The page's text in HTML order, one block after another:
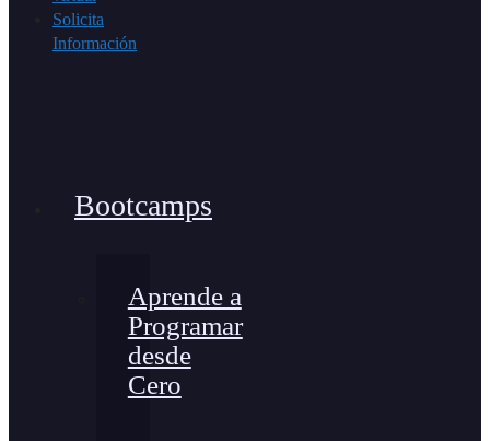
Solicita
Información
Bootcamps
Aprende a
Programar
desde
Cero